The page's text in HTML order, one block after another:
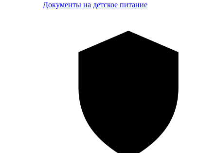
Документы на детское питание